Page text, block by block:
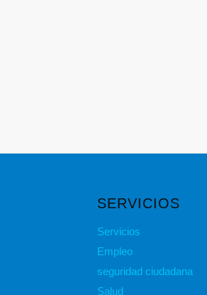
SERVICIOS
Servicios
Empleo
seguridad ciudadana
Salud